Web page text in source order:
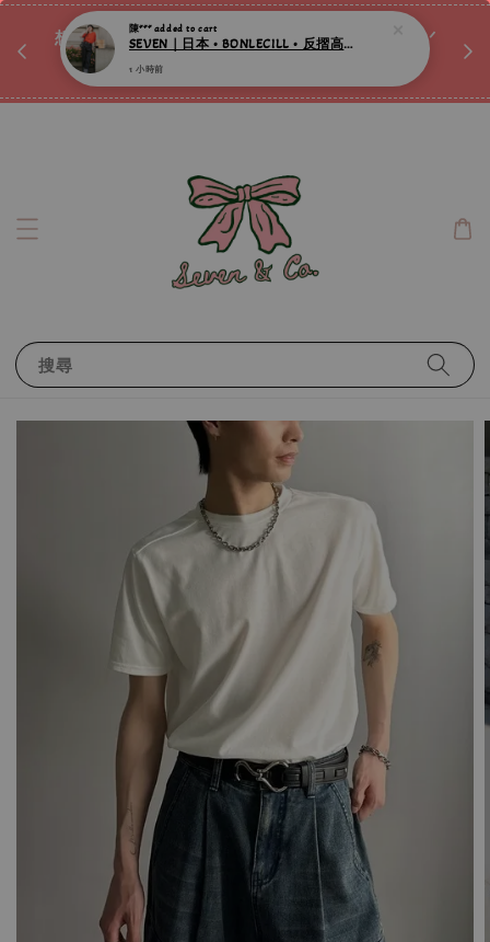
想訂製屬於自己的『水晶手鍊』嗎ꕀ♡ 私訊我們.ᐟ.ᐟ
📣Instagram 這邊按下去
搜尋
陳***added to cart
SEVEN｜日本 • BONLECILL • 反摺高腰丹寧修身牛仔褲 ღ
1 小時前